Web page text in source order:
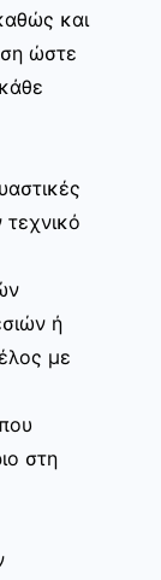
και
ώστε
ή
με
στη